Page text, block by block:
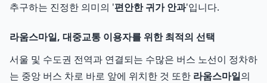
추구하는 진정한 의미의 '편안한 귀가 안과'입니다.
라움스마일, 대중교통 이용자를 위한 최적의 선택
서울 및 수도권 전역과 연결되는 수많은 버스 노선이 정차하
는 중앙 버스 차로 바로 앞에 위치한 것 또한 라움스마일의